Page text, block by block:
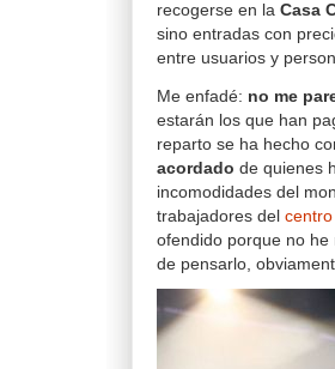
recogerse en la Casa
sino entradas con
entre usuarios y
Me enfadé: no me
estarán los que han
reparto se ha hecho
acordado de quienes
incomodidades del
trabajadores del centro
ofendido porque no he
de pensarlo,